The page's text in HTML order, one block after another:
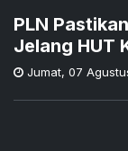
PLN
Jelang HUT
Jumat, 07